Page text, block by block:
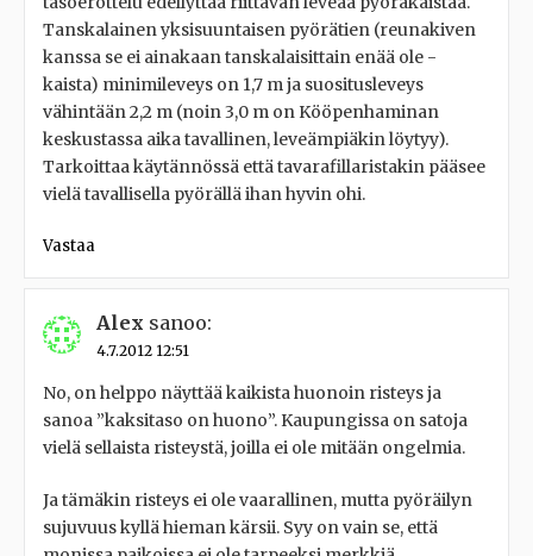
Tanskalainen yksisuuntaisen pyörätien (reunakiven
kanssa se ei ainakaan tanskalaisittain enää ole -
kaista) minimileveys on 1,7 m ja suositusleveys
vähintään 2,2 m (noin 3,0 m on Kööpenhaminan
keskustassa aika tavallinen, leveämpiäkin löytyy).
Tarkoittaa käytännössä että tavarafillaristakin pääsee
vielä tavallisella pyörällä ihan hyvin ohi.
Vastaa
Alex sanoo:
4.7.2012 12:51
No, on helppo näyttää kaikista huonoin risteys ja
sanoa ”kaksitaso on huono”. Kaupungissa on satoja
vielä sellaista risteystä, joilla ei ole mitään ongelmia.
Ja tämäkin risteys ei ole vaarallinen, mutta pyöräilyn
sujuvuus kyllä hieman kärsii. Syy on vain se, että